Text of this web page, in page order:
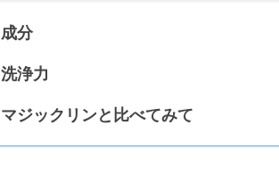
成分
洗浄力
マジックリンと比べてみて